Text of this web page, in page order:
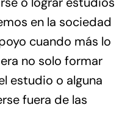
en la sociedad
cuando más lo
no solo formar
estudio o alguna
fuera de las